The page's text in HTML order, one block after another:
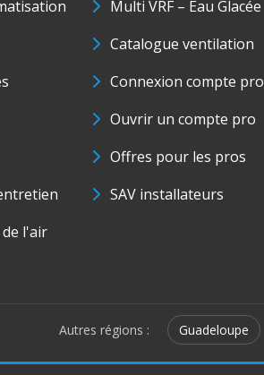
l'air
Multi VRF – Eau Glacée
Catalogue ventilation
Connexion compte pro
Ouvrir un compte pro
Offres pour les pros
SAV installateurs
Autres régions : Guadeloupe